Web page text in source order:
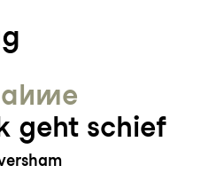
geht schief